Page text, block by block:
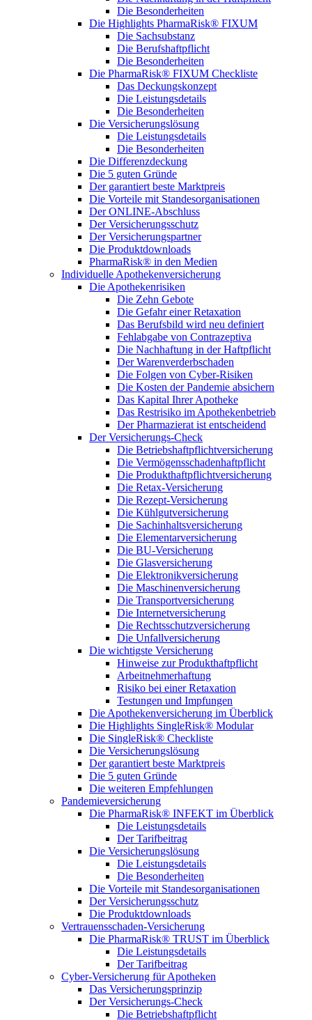
Die Besonderheiten
Die Highlights PharmaRisk® FIXUM
Die Sachsubstanz
Die Berufshaftpflicht
Die Besonderheiten
Die PharmaRisk® FIXUM Checkliste
Das Deckungskonzept
Die Leistungsdetails
Die Besonderheiten
Die Versicherungslösung
Die Leistungsdetails
Die Besonderheiten
Die Differenzdeckung
Die 5 guten Gründe
Der garantiert beste Marktpreis
Die Vorteile mit Standesorganisationen
Der ONLINE-Abschluss
Der Versicherungsschutz
Der Versicherungspartner
Die Produktdownloads
PharmaRisk® in den Medien
Individuelle Apothekenversicherung
Die Apothekenrisiken
Die Zehn Gebote
Die Gefahr einer Retaxation
Das Berufsbild wird neu definiert
Fehlabgabe von Contrazeptiva
Die Nachhaftung in der Haftpflicht
Der Warenverderbschaden
Die Folgen von Cyber-Risiken
Die Kosten der Pandemie absichern
Das Kapital Ihrer Apotheke
Das Restrisiko im Apothekenbetrieb
Der Pharmazierat ist entscheidend
Der Versicherungs-Check
Die Betriebshaftpflichtversicherung
Die Vermögensschadenhaftpflicht
Die Produkthaftpflichtversicherung
Die Retax-Versicherung
Die Rezept-Versicherung
Die Kühlgutversicherung
Die Sachinhaltsversicherung
Die Elementarversicherung
Die BU-Versicherung
Die Glasversicherung
Die Elektronikversicherung
Die Maschinenversicherung
Die Transportversicherung
Die Internetversicherung
Die Rechtsschutzversicherung
Die Unfallversicherung
Die wichtigste Versicherung
Hinweise zur Produkthaftpflicht
Arbeitnehmerhaftung
Risiko bei einer Retaxation
Testungen und Impfungen
Die Apothekenversicherung im Überblick
Die Highlights SingleRisk® Modular
Die SingleRisk® Checkliste
Die Versicherungslösung
Der garantiert beste Marktpreis
Die 5 guten Gründe
Die weiteren Empfehlungen
Pandemieversicherung
Die PharmaRisk® INFEKT im Überblick
Die Leistungsdetails
Der Tarifbeitrag
Die Versicherungslösung
Die Leistungsdetails
Die Besonderheiten
Die Vorteile mit Standesorganisationen
Der Versicherungsschutz
Die Produktdownloads
Vertrauensschaden-Versicherung
Die PharmaRisk® TRUST im Überblick
Die Leistungsdetails
Der Tarifbeitrag
Cyber-Versicherung für Apotheken
Das Versicherungsprinzip
Der Versicherungs-Check
Die Betriebshaftpflicht